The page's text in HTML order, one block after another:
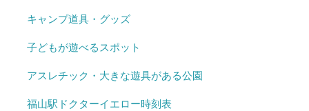
キャンプ道具・グッズ
子どもが遊べるスポット
アスレチック・大きな遊具がある公園
福山駅ドクターイエロー時刻表